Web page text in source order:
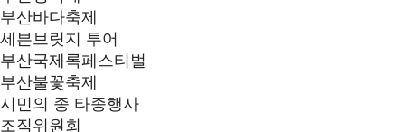
부산바다축제
세븐브릿지 투어
부산국제록페스티벌
부산불꽃축제
시민의 종 타종행사
조직위원회